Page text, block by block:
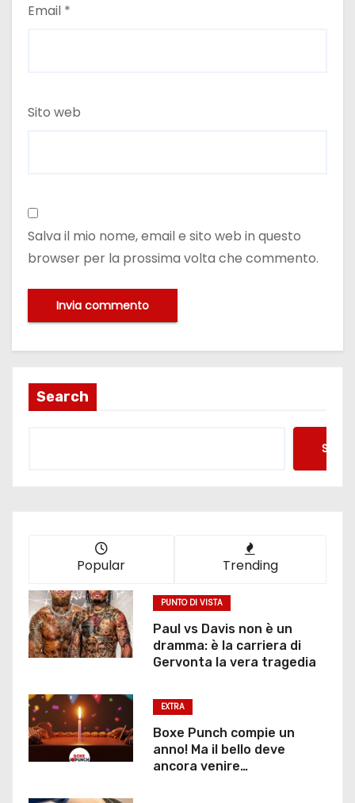
Email *
Sito web
Salva il mio nome, email e sito web in questo
browser per la prossima volta che commento.
Search
Popular Trending
PUNTO DI VISTA
Paul vs Davis non è un
dramma: è la carriera di
Gervonta la vera tragedia
EXTRA
Boxe Punch compie un
anno! Ma il bello deve
ancora venire…